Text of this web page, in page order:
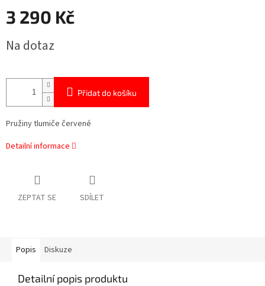
3 290 Kč
cena:
Na dotaz
Přidat do košíku
Pružiny tlumiče červené
Detailní informace
ZEPTAT SE SDÍLET
Popis Diskuze
Detailní popis produktu